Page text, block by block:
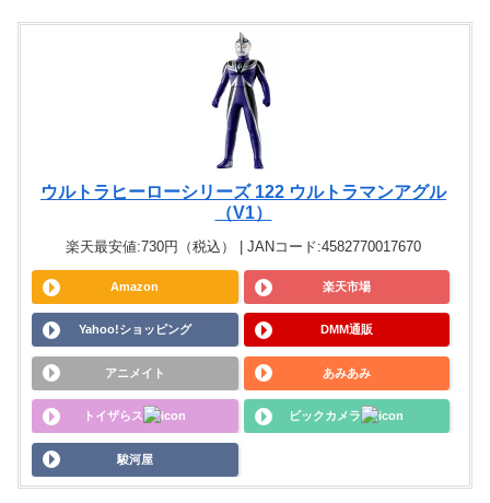
ウルトラヒーローシリーズ 122 ウルトラマンアグル
（V1）
楽天最安値:730円（税込） | JANコード:4582770017670
Amazon 楽天市場
Yahoo!ショッピング DMM通販
アニメイト あみあみ
トイザらス ビックカメラ
駿河屋